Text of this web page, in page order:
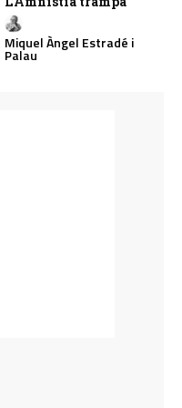
Miquel Àngel Estradé i
Palau